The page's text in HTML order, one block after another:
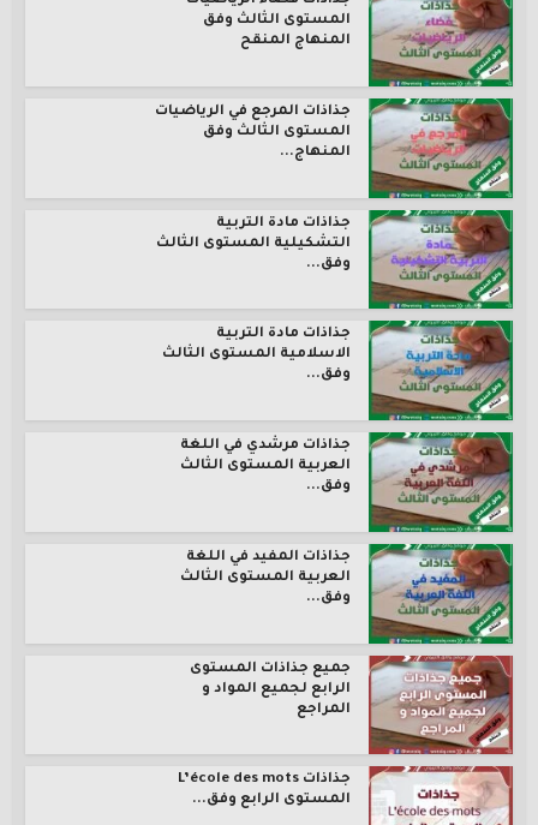
المستوى الثالث وفق
المنهاج المنقح
جذاذات المرجع في الرياضيات
المستوى الثالث وفق
المنهاج...
جذاذات مادة التربية
التشكيلية المستوى الثالث
وفق...
جذاذات مادة التربية
الاسلامية المستوى الثالث
وفق...
جذاذات مرشدي في اللغة
العربية المستوى الثالث
وفق...
جذاذات المفيد في اللغة
العربية المستوى الثالث
وفق...
جميع جذاذات المستوى
الرابع لجميع المواد و
المراجع
جذاذات L’école des mots
المستوى الرابع وفق...